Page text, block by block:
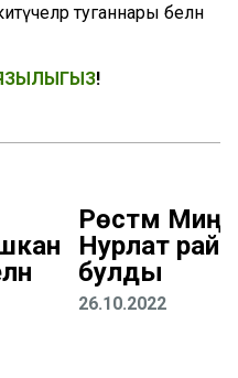
туганнары белән
!
Рөстәм
Нурлат
булды
26.10.2022